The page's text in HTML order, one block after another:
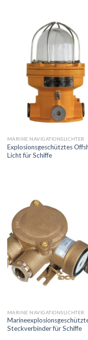
MARINE NAVIGATIONSLICHTER
Explosionsgeschütztes
Licht für Schiffe
MARINE NAVIGATIONSLICHTER
Steckverbinder für Schiffe